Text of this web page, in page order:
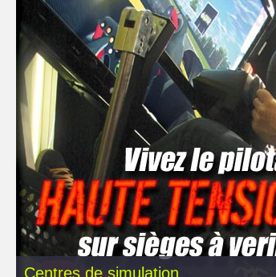
Centres de simulation